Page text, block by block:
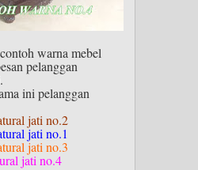
warna mebel
pelanggan
ini pelanggan
jati no.2
jati no.1
jati no.3
jati no.4